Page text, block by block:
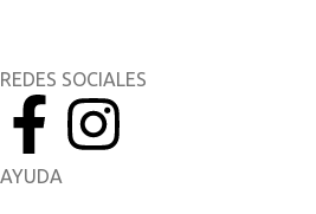
REDES SOCIALES
AYUDA